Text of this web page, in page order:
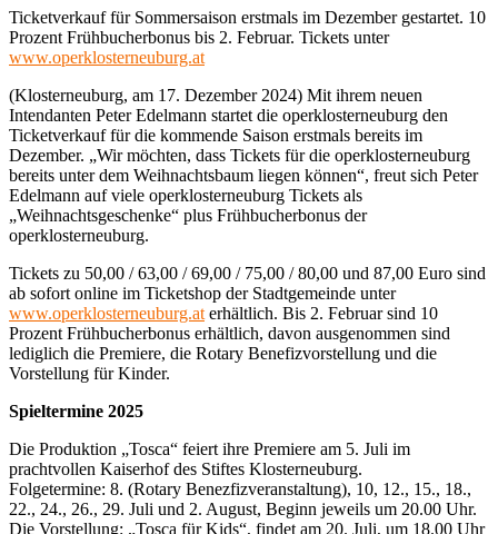
Ticketverkauf für Sommersaison erstmals im Dezember gestartet. 10
Prozent Frühbucherbonus bis 2. Februar. Tickets unter
www.operklosterneuburg.at
(Klosterneuburg, am 17. Dezember 2024) Mit ihrem neuen
Intendanten Peter Edelmann startet die operklosterneuburg den
Ticketverkauf für die kommende Saison erstmals bereits im
Dezember. „Wir möchten, dass Tickets für die operklosterneuburg
bereits unter dem Weihnachtsbaum liegen können“, freut sich Peter
Edelmann auf viele operklosterneuburg Tickets als
„Weihnachtsgeschenke“ plus Frühbucherbonus der
operklosterneuburg.
Tickets zu 50,00 / 63,00 / 69,00 / 75,00 / 80,00 und 87,00 Euro sind
ab sofort online im Ticketshop der Stadtgemeinde unter
www.operklosterneuburg.at erhältlich. Bis 2. Februar sind 10
Prozent Frühbucherbonus erhältlich, davon ausgenommen sind
lediglich die Premiere, die Rotary Benefizvorstellung und die
Vorstellung für Kinder.
Spieltermine 2025
Die Produktion „Tosca“ feiert ihre Premiere am 5. Juli im
prachtvollen Kaiserhof des Stiftes Klosterneuburg.
Folgetermine: 8. (Rotary Benezfizveranstaltung), 10, 12., 15., 18.,
22., 24., 26., 29. Juli und 2. August, Beginn jeweils um 20.00 Uhr.
Die Vorstellung: „Tosca für Kids“, findet am 20. Juli, um 18.00 Uhr